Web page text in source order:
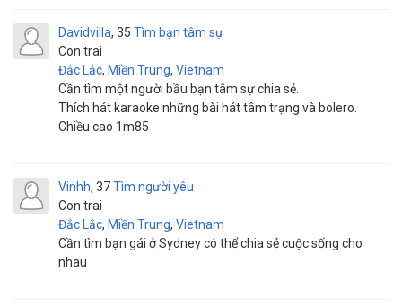
Davidvilla
Con trai
35
Đắc Lắc, Miền Trung, Vietnam
Tìm bạn tâm sự
Cần tìm một người bầu bạn tâm sự chia sẻ.
Thích hát karaoke những bài hát tâm trạng và bolero.
Chiều cao 1m85
Vinhh
Con trai
37
Đắc Lắc, Miền Trung, Vietnam
Tìm người yêu
Cần tìm bạn gái ở Sydney có thể chia sẻ cuộc sống cho
nhau